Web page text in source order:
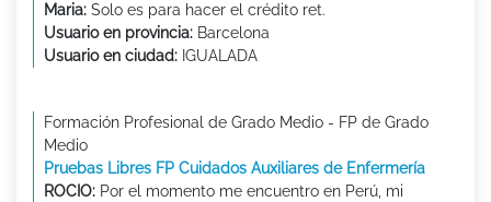
Maria: Solo es para hacer el crédito ret.
Usuario en provincia: Barcelona
Usuario en ciudad: IGUALADA
Formación Profesional de Grado Medio - FP de Grado
Medio
Pruebas Libres FP Cuidados Auxiliares de Enfermería
ROCIO: Por el momento me encuentro en Perú, mi